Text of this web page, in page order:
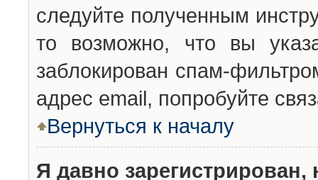
следуйте полученным
то возможно, что вы
заблокирован спам-
адрес email, попробуйте
Вернуться к началу
Я давно